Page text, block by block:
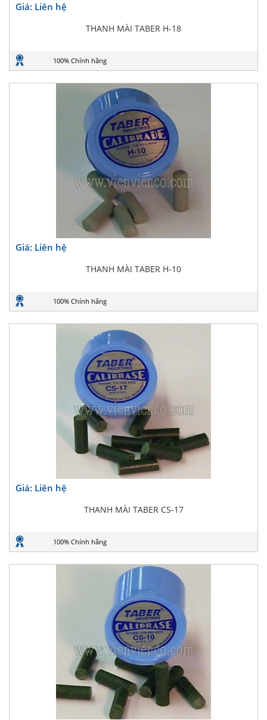
Giá: Liên hệ
THANH MÀI TABER H-18
100% Chính hãng
Giá: Liên hệ
THANH MÀI TABER H-10
100% Chính hãng
Giá: Liên hệ
THANH MÀI TABER CS-17
100% Chính hãng